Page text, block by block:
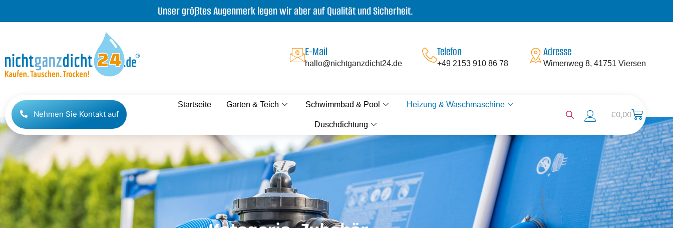
Unser größtes Augenmerk legen wir aber auf Qualität und Sicherheit.
E-Mail
hallo@nichtganzdicht24.de
Telefon
+49 2153 910 86 78
Adresse
Wimenweg 8, 41751 Viersen
Nehmen Sie Kontakt auf
Startseite Garten & Teich Schwimmbad & Pool Heizung & Waschmaschine
Duschdichtung
€0,00